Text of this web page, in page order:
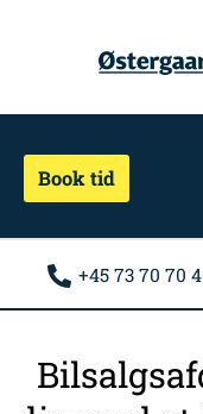
Book tid
+45 73 70 70